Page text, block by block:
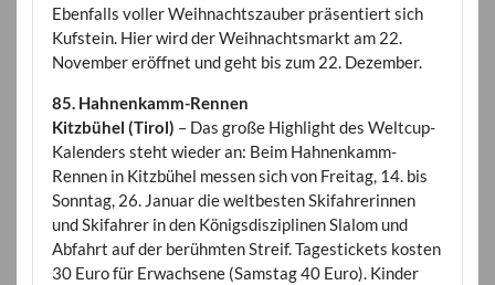
Ebenfalls voller Weihnachtszauber präsentiert sich
Kufstein. Hier wird der Weihnachtsmarkt am 22.
November eröffnet und geht bis zum 22. Dezember.
85. Hahnenkamm-Rennen
Kitzbühel (Tirol) – Das große Highlight des Weltcup-
Kalenders steht wieder an: Beim Hahnenkamm-
Rennen in Kitzbühel messen sich von Freitag, 14. bis
Sonntag, 26. Januar die weltbesten Skifahrerinnen
und Skifahrer in den Königsdisziplinen Slalom und
Abfahrt auf der berühmten Streif. Tagestickets kosten
30 Euro für Erwachsene (Samstag 40 Euro). Kinder